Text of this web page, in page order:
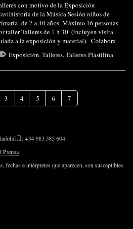
con motivo de la Exposición
de la Música Sesión niños de
de 7 a 10 años. Máximo 16 personas
taller Talleres de 1 h 30′ (incluyen visita
a la exposición y material). Colabora
Exposición,Talleres,Talleres Plastilina
3 4 5 6 7
: +34 983 385 604
Prensa
fechas e intérpretes que aparecen, son susceptibles